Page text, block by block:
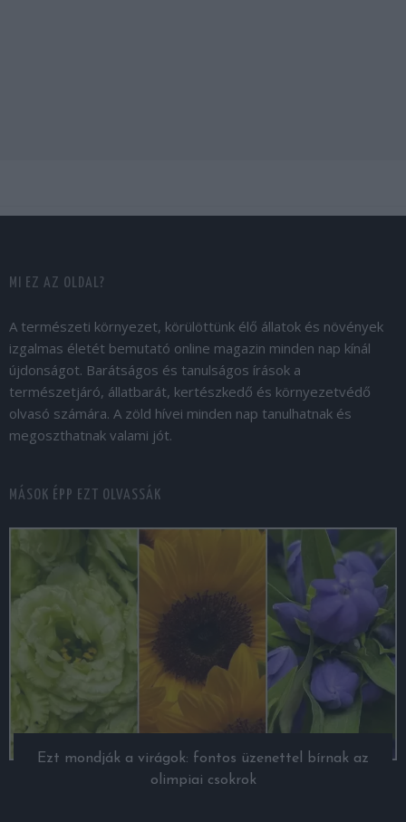
MI EZ AZ OLDAL?
A természeti környezet, körülöttünk élő állatok és növények
izgalmas életét bemutató online magazin minden nap kínál
újdonságot. Barátságos és tanulságos írások a
természetjáró, állatbarát, kertészkedő és környezetvédő
olvasó számára. A zöld hívei minden nap tanulhatnak és
megoszthatnak valami jót.
MÁSOK ÉPP EZT OLVASSÁK
Ezt mondják a virágok: fontos üzenettel bírnak az
olimpiai csokrok